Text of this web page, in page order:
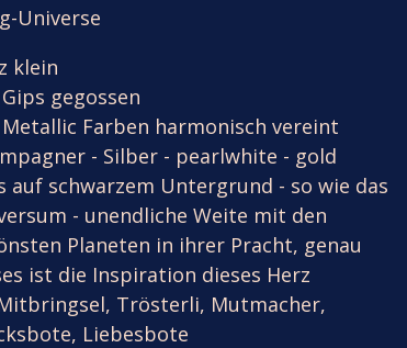
Universe
klein
gegossen
Farben harmonisch vereint
- Silber - pearlwhite - gold
auf schwarzem Untergrund - so wie das
- unendliche Weite mit den
Planeten in ihrer Pracht, genau
ist die Inspiration dieses Herz
Trösterli, Mutmacher,
Liebesbote